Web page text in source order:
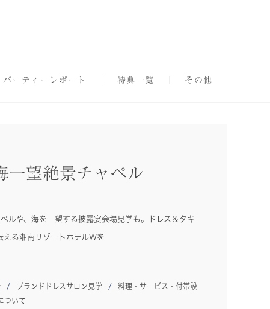
パーティーレポート 特典一覧 その他
一望絶景チャペル
や、海を一望する披露宴会場見学も。ドレス＆タキ
る湘南リゾートホテルWを
ブランドドレスサロン見学
料理・サービス・付帯設
ついて